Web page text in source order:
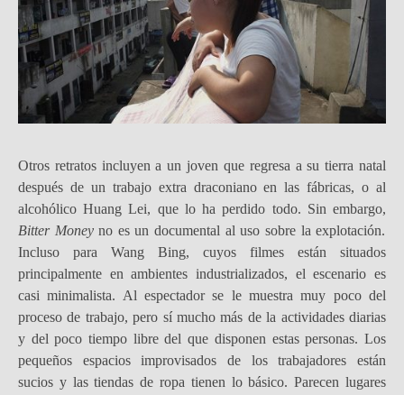
Otros retratos incluyen a un joven que regresa a su tierra natal
después de un trabajo extra draconiano en las fábricas, o al
alcohólico Huang Lei, que lo ha perdido todo. Sin embargo,
Bitter Moneyno es un documental al uso sobre la explotación.
Incluso para Wang Bing, cuyos filmes están situados
principalmente en ambientes industrializados, el escenario es
casi minimalista. Al espectador se le muestra muy poco del
proceso de trabajo, pero sí mucho más de la actividades diarias
y del poco tiempo libre del que disponen estas personas. Los
pequeños espacios improvisados de los trabajadores están
sucios y las tiendas de ropa tienen lo básico. Parecen lugares